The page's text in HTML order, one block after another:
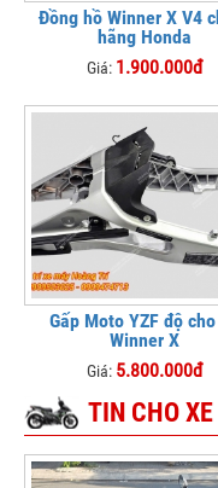
Đồng hồ Winner X V4
hãng Honda
Giá: 1.900.000đ
Gấp Moto YZF độ
Winner X
Giá: 5.800.000đ
TIN CHO